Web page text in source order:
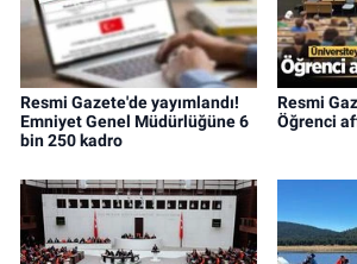
Resmi Gazete'de yayımlandı!
Emniyet Genel Müdürlüğüne 6
bin 250 kadro
Resmi
Öğrenci